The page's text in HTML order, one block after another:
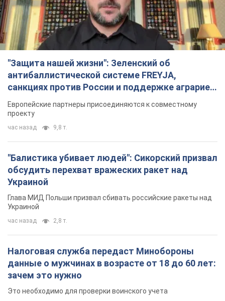
"Защита нашей жизни": Зеленский об
антибаллистической системе FREYJA,
санкциях против России и поддержке аграриев.
Видео
Европейские партнеры присоединяются к совместному
проекту
час назад 9,8 т.
"Балистика убивает людей": Сикорский призвал
обсудить перехват вражеских ракет над
Украиной
Глава МИД Польши призвал сбивать российские ракеты над
Украиной
час назад 2,8 т.
Налоговая служба передаст Минобороны
данные о мужчинах в возрасте от 18 до 60 лет:
зачем это нужно
Это необходимо для проверки воинского учета